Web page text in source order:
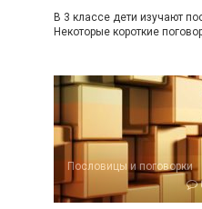
В 3 классе дети изучают
Некоторые короткие
Пословицы и поговорки